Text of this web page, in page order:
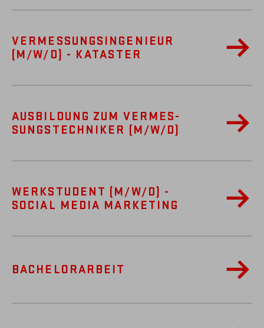
VERMESSUNGSINGENIEUR
(M/W/D) - KATASTER
AUSBILDUNG ZUM VER­MES­
SUNGS­TECHNIKER (M/W/D)
WERKSTUDENT (M/W/D) -
SOCIAL MEDIA MARKETING
BACHELORARBEIT